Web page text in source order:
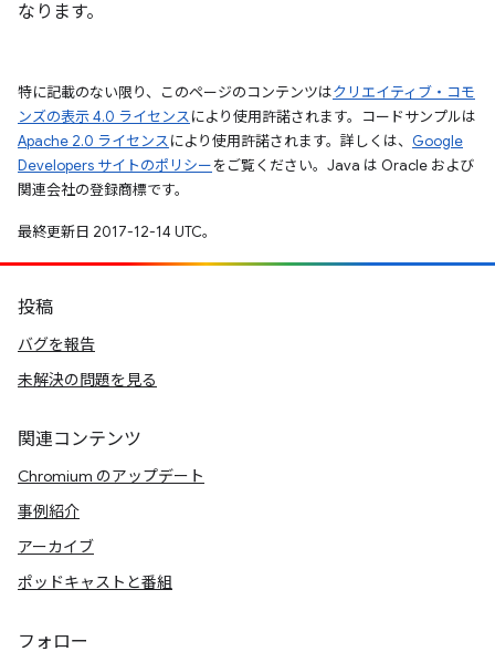
なります。
特に記載のない限り、このページのコンテンツはクリエイティブ・コモ
ンズの表示 4.0 ライセンスにより使用許諾されます。コードサンプルは
Apache 2.0 ライセンスにより使用許諾されます。詳しくは、 Google
Developers サイトのポリシーをご覧ください。Java は Oracle および
関連会社の登録商標です。
最終更新日 2017-12-14 UTC。
投稿
バグを報告
未解決の問題を見る
関連コンテンツ
Chromium のアップデート
事例紹介
アーカイブ
ポッドキャストと番組
フォロー